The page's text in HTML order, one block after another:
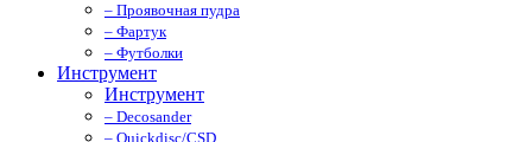
– Проявочная пудра
– Фартук
– Футболки
Инструмент
Инструмент
– Decosander
– Quickdisc/CSD